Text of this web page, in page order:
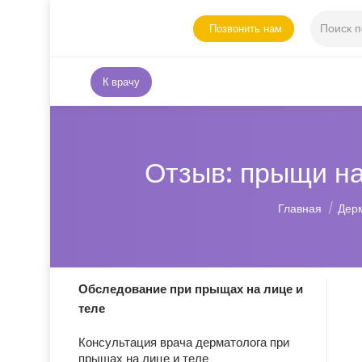
Позвонить нам
К врачу
Отзыв: прыщи
Вы здесь:
Главная
Обследование при прыщах на лице и
теле
Консультация врача дерматолога при
прыщах на лице и теле